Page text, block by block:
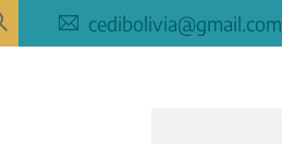
cedibolivia@gmail.com